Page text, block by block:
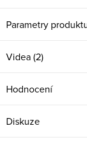
Parametry
Videa (2)
Hodnocení
Diskuze